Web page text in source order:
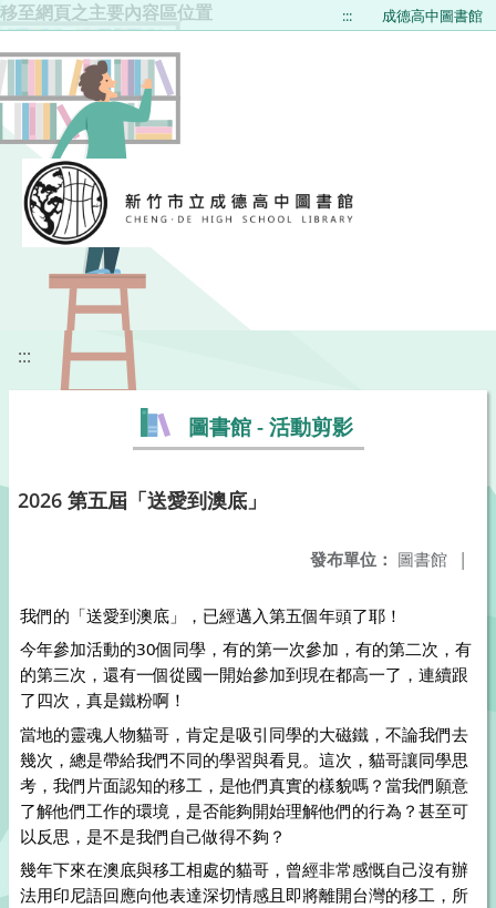
移至網頁之主要內容區位置 ::: 成德高中圖書館
:::
圖書館 - 活動剪影
2026 第五屆「送愛到澳底」
發布單位： 圖書館 |
我們的「送愛到澳底」，已經邁入第五個年頭了耶！
今年參加活動的30個同學，有的第一次參加，有的第二次，有
的第三次，還有一個從國一開始參加到現在都高一了，連續跟
了四次，真是鐵粉啊！
當地的靈魂人物貓哥，肯定是吸引同學的大磁鐵，不論我們去
幾次，總是帶給我們不同的學習與看見。這次，貓哥讓同學思
考，我們片面認知的移工，是他們真實的樣貌嗎？當我們願意
了解他們工作的環境，是否能夠開始理解他們的行為？甚至可
以反思，是不是我們自己做得不夠？
幾年下來在澳底與移工相處的貓哥，曾經非常感慨自己沒有辦
法用印尼語回應向他表達深切情感且即將離開台灣的移工，所